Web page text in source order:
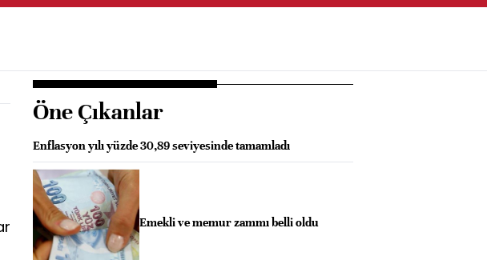
Öne Çıkanlar
Enflasyon yılı yüzde 30,89 seviyesinde tamamladı
Emekli ve memur zammı belli oldu